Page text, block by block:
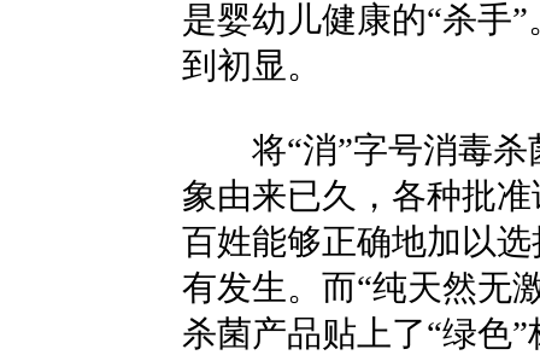
是婴幼儿健康的“杀手
到初显。
将“消”字号消毒杀
象由来已久，各种批
百姓能够正确地加以
有发生。而“纯天然无
杀菌产品贴上了“绿色